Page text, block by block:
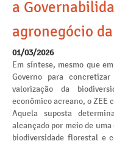
a
agronegócio
01/03/2026
Em síntese, mesmo que
Governo para
valorização da
econômico acreano, o ZEE
Aquela suposta
alcançado por meio de
biodiversidade florestal e